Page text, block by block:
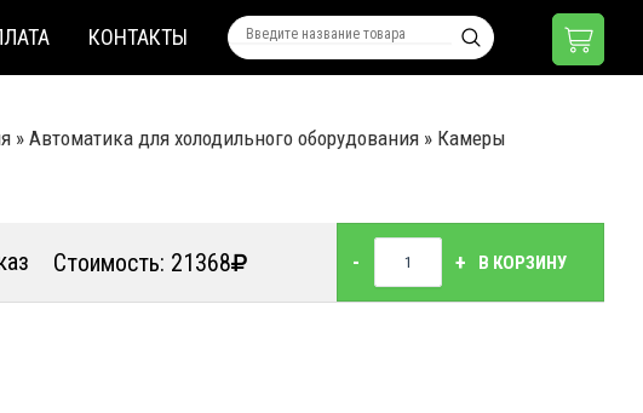
КОНТАКТЫ
» Автоматика для холодильного оборудования » Камеры
Стоимость: 21368 - + В КОРЗИНУ